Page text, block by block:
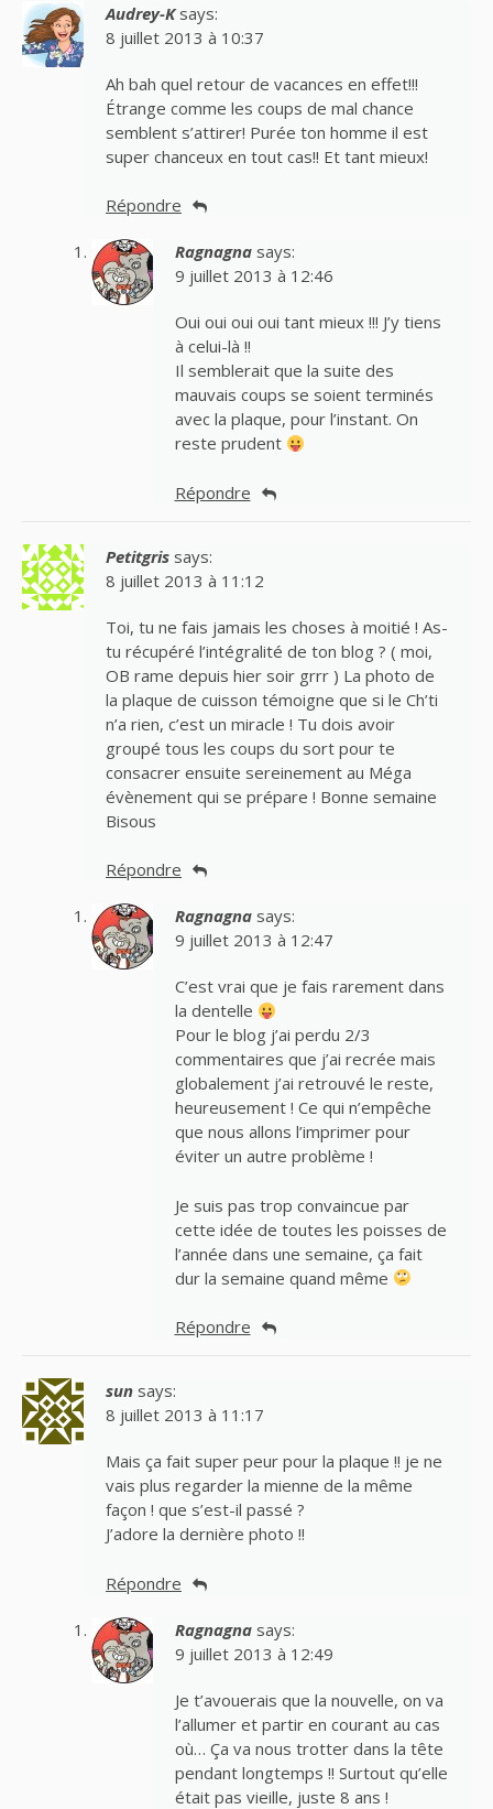
Audrey-K says:
8 juillet 2013 à 10:37
Ah bah quel retour de vacances en effet!!!
Étrange comme les coups de mal chance
semblent s’attirer! Purée ton homme il est
super chanceux en tout cas!! Et tant mieux!
Répondre
Ragnagna says:
9 juillet 2013 à 12:46
Oui oui oui oui tant mieux !!! J’y tiens
à celui-là !!
Il semblerait que la suite des
mauvais coups se soient terminés
avec la plaque, pour l’instant. On
reste prudent
Répondre
Petitgris says:
8 juillet 2013 à 11:12
Toi, tu ne fais jamais les choses à moitié ! As-
tu récupéré l’intégralité de ton blog ? ( moi,
OB rame depuis hier soir grrr ) La photo de
la plaque de cuisson témoigne que si le Ch’ti
n’a rien, c’est un miracle ! Tu dois avoir
groupé tous les coups du sort pour te
consacrer ensuite sereinement au Méga
évènement qui se prépare ! Bonne semaine
Bisous
Répondre
Ragnagna says:
9 juillet 2013 à 12:47
C’est vrai que je fais rarement dans
la dentelle
Pour le blog j’ai perdu 2/3
commentaires que j’ai recrée mais
globalement j’ai retrouvé le reste,
heureusement ! Ce qui n’empêche
que nous allons l’imprimer pour
éviter un autre problème !
Je suis pas trop convaincue par
cette idée de toutes les poisses de
l’année dans une semaine, ça fait
dur la semaine quand même
Répondre
sun says:
8 juillet 2013 à 11:17
Mais ça fait super peur pour la plaque !! je ne
vais plus regarder la mienne de la même
façon ! que s’est-il passé ?
J’adore la dernière photo !!
Répondre
Ragnagna says:
9 juillet 2013 à 12:49
Je t’avouerais que la nouvelle, on va
l’allumer et partir en courant au cas
où… Ça va nous trotter dans la tête
pendant longtemps !! Surtout qu’elle
était pas vieille, juste 8 ans !